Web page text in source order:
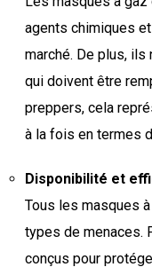
agents chimiques
marché. De plus,
qui doivent être
preppers, cela
à la fois en termes
Disponibilité et
Tous les masques
types de menaces.
conçus pour